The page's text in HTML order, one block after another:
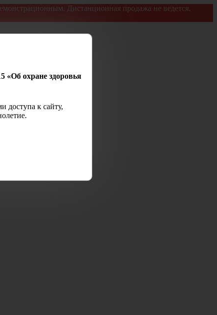
Дистанционная продажа не ведется.
«Об охране здоровья
доступа к сайту,